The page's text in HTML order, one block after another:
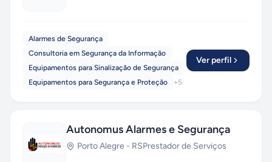
Alarmes de Segurança
Consultoria em Segurança da Informação
Equipamentos para Sinalização de Segurança
Equipamentos para Segurança e Proteção
+5
Ver perfil
Autonomus Alarmes e Segurança
Porto Alegre - RSPrestador de Serviços